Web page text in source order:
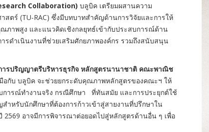
Collaboration) บลูบิค เตรียมผสานความ
ตร์ (TU-RAC) ซึ่งมีบทบาทสำคัญด้านการวิจัยและการให้
ภาพสูง และแนวคิดเชิงกลยุทธ์เข้ากับประสบการณ์ด้าน
ดำเนินงานที่ช่วยเสริมศักยภาพองค์กร รวมถึงสนับสนุน
ารปริญญาตรีบริหารธุรกิจ หลักสูตรนานาชาติ คณะพาณิช
อกับ บลูบิค จะช่วยยกระดับคุณภาพหลักสูตรของคณะฯ ให้
การณ์ทำงานจริง กรณีศึกษา ที่ทันสมัย และการประยุกต์ใช้
ำหรับนักศึกษาที่ต้องการก้าวเข้าสู่สายงานที่ปรึกษาใน
อาจมีการพิจารณาต่อยอดไปสู่หลักสูตรด้านอื่น ๆ เพื่อ